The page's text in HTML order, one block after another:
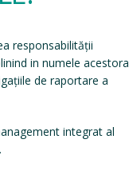
responsabilității
in numele acestora
de raportare a
integrat al